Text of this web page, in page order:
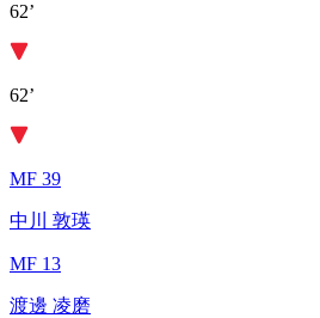
62’
62’
MF 39
中川 敦瑛
MF 13
渡邊 凌磨